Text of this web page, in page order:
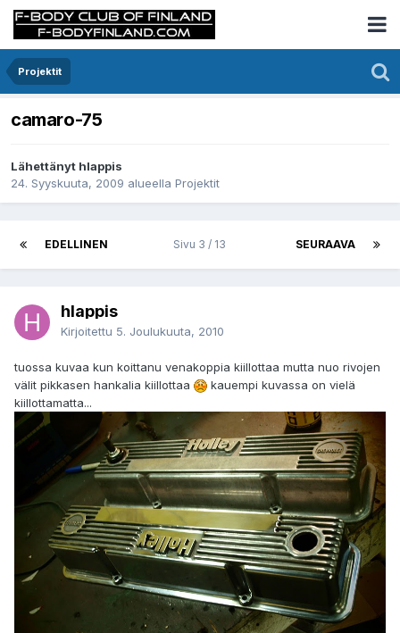
Projektit
camaro-75
Lähettänyt hlappis
24. Syyskuuta, 2009 alueella Projektit
EDELLINEN SEURAAVA
Sivu 3 / 13
hlappis
Kirjoitettu 5. Joulukuuta, 2010
tuossa kuvaa kun koittanu venakoppia kiillottaa mutta nuo rivojen
välit pikkasen hankalia kiillottaa
kauempi kuvassa on vielä
kiillottamatta...